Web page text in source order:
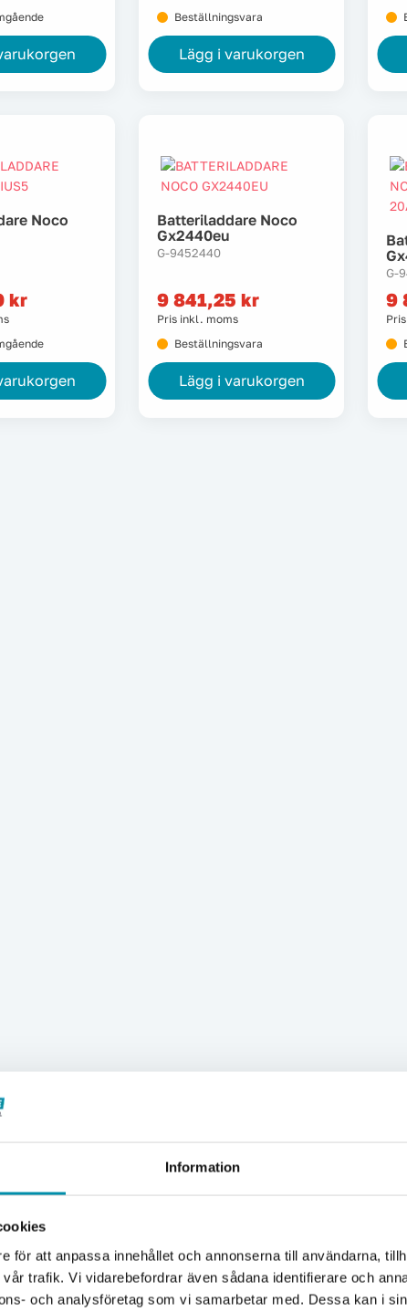
Information
för att anpassa innehållet och annonserna till användarna,
trafik. Vi vidarebefordrar även sådana identifierare och
och analysföretag som vi samarbetar med. Dessa kan i
Beställningsvara
Lägg i varukorgen
Noco
kr
Batteriladdare Noco
Gx2440eu
G-9452440
9 841,25 kr
Pris inkl. moms
Beställningsvara
Lägg i varukorgen
G-
9
Välkommen till Proffsbutiken
Företag
Exkl. moms
Privat
Inkl. moms